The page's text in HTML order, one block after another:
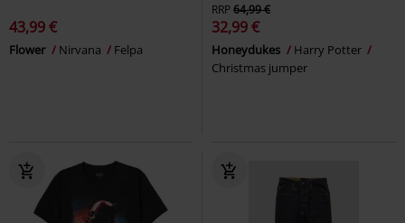
43,99 €
Flower Nirvana Felpa
RRP64,99 €
32,99 €
Honeydukes
Harry Potter
Christmas jumper